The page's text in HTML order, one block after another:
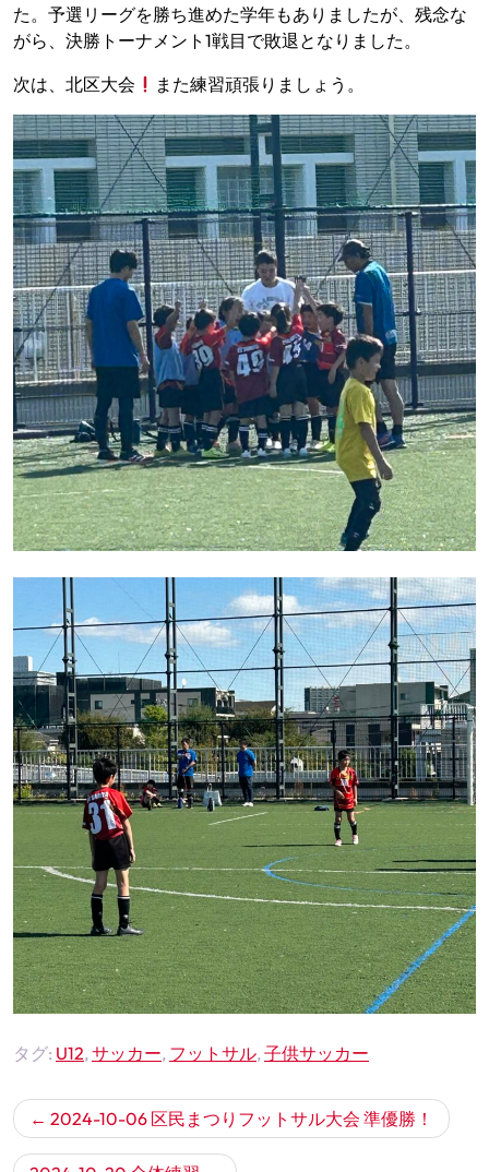
た。予選リーグを勝ち進めた学年もありましたが、残念な
がら、決勝トーナメント1戦目で敗退となりました。
次は、北区大会
また練習頑張りましょう。
タグ: U12,サッカー, フットサル,子供サッカー
投
稿
2024-10-06 区民まつりフットサル大会 準優勝！